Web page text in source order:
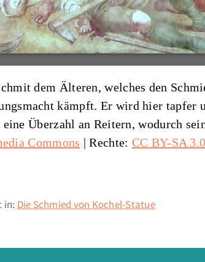
dem Älteren, welches den
kämpft. Er wird hier
Überzahl an Reitern, wodurch
Commons | Rechte: CC BY-SA 3.0
in: Die Schmied von Kochel-Statue